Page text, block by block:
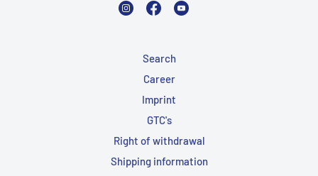
Search
Career
Imprint
GTC's
Right of withdrawal
Shipping information